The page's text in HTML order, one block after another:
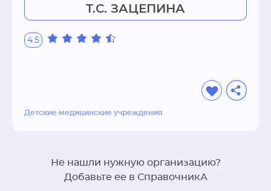
остались в памяти ребенка.Летние каникулы
лагерь для детей "ЗАРЯ" в лице
организаторов и вожатых организует так,
чтобы ни один день не прошел в безделье.
хореографии, аэробике, пению, настольному
теннису, футболу, волейболу, школа
Т.С. ЗАЦЕПИНА
4.5
Детские медицинские учреждения
Не нашли нужную организацию?
Добавьте ее в СправочникА